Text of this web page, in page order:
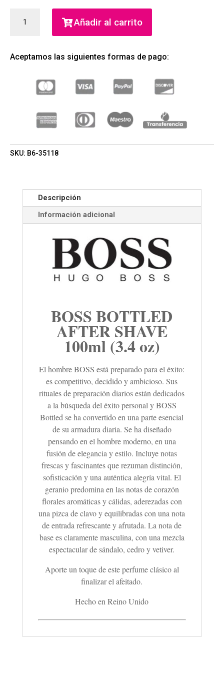
BOTTLED
100ML
(HOMBRE)
Añadir al carrito
Aceptamos las siguientes formas de pago:
SKU: B6-35118
Descripción
Información adicional
BOSS BOTTLED
AFTER SHAVE
100ml (3.4 oz)
El hombre BOSS está preparado para el éxito:
es competitivo, decidido y ambicioso. Sus
rituales de preparación diarios están dedicados
a la búsqueda del éxito personal y BOSS
Bottled se ha convertido en una parte esencial
de su armadura diaria. Se ha diseñado
pensando en el hombre moderno, en una
fusión de elegancia y estilo. Incluye notas
frescas y fascinantes que rezuman distinción,
sofisticación y una auténtica alegría vital. El
geranio predomina en las notas de corazón
florales aromáticas y cálidas, aderezadas con
una pizca de clavo y equilibradas con una nota
de entrada refrescante y afrutada. La nota de
base es claramente masculina, con una mezcla
espectacular de sándalo, cedro y vetiver.
Aporte un toque de este perfume clásico al
finalizar el afeitado.
Hecho en Reino Unido